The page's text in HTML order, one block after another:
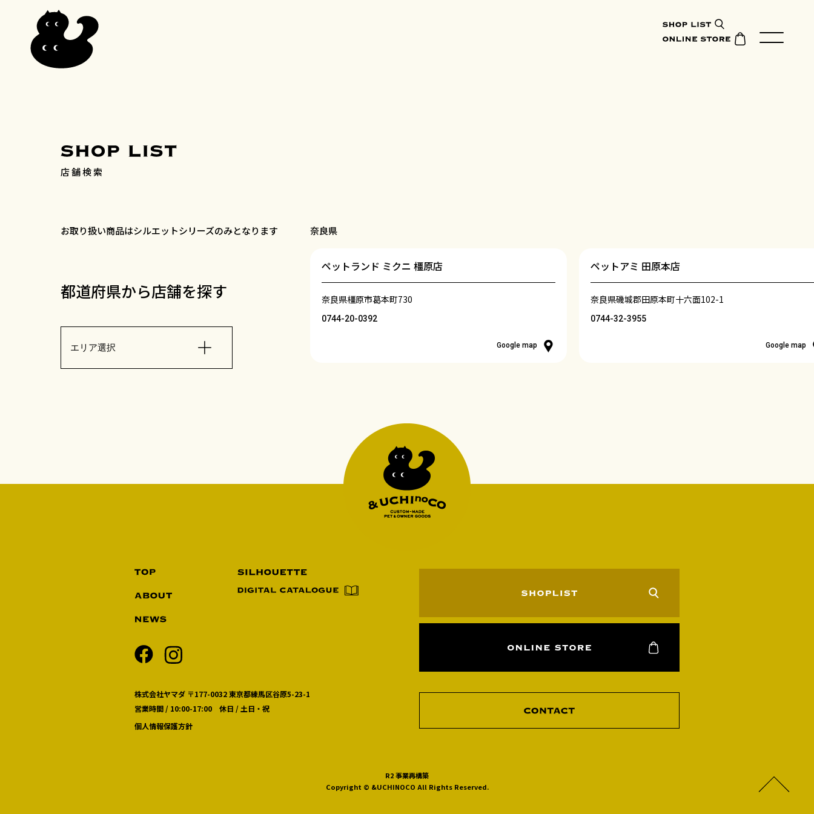
店舗検索
お取り扱い商品はシルエットシリーズのみとなります
都道府県から店舗を探す
奈良県
ペットランド ミクニ 橿原店
奈良県橿原市葛本町730
0744-20-0392
Google map
ペットアミ 田原本店
奈良県磯城郡田原本町十六面102-1
0744-32-3955
Google map
株式会社ヤマダ 〒177-0032 東京都練馬区谷原5-23-1
営業時間 / 10:00-17:00 休日 / 土日・祝
個人情報保護方針
R2 事業再構築
Copyright © &UCHINOCO All Rights Reserved.